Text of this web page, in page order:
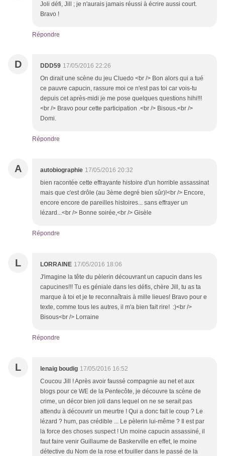
Joli défi, Jill ; je n'aurais jamais réussi à écrire aussi court.
Bravo !
Répondre
D DDD59 17/05/2016 22:26
On dirait une scène du jeu Cluedo <br /> Bon alors qui a tué
ce pauvre capucin, rassure moi ce n'est pas toi car vois-tu
depuis cet après-midi je me pose quelques questions hihi!!!
<br /> Bravo pour cette participation .<br /> Bisous.<br />
Domi.
Répondre
A autobiographie 17/05/2016 20:32
bien racontée cette effrayante histoire d'un horrible assassinat
mais que c'est drôle (au 3ème degré bien sûr)!<br /> Encore,
encore encore de pareilles histoires... sans effrayer un
lézard...<br /> Bonne soirée,<br /> Gisèle
Répondre
L LORRAINE 17/05/2016 18:06
J'imagine la tête du pèlerin découvrant un capucin dans les
capucines!!! Tu es géniale dans les défis, chère Jill, tu as ta
marque à toi et je te reconnaîtrais à mille lieues! Bravo pour e
texte, comme tous les autres, il m'a bien fait rire! :)<br />
Bisous<br /> Lorraine
Répondre
L lenaig boudig 17/05/2016 16:52
Coucou Jill ! Après avoir faussé compagnie au net et aux
blogs pour ce WE de la Pentecôte, je découvre ta scène de
crime, un décor bien joli dans lequel on ne se serait pas
attendu à découvrir un meurtre ! Qui a donc fait le coup ? Le
lézard ? hum, pas crédible ... Le pèlerin lui-même ? Il est par
la force des choses suspect ! Un moine capucin assassiné, il
faut faire venir Guillaume de Baskerville en effet, le moine
détective du Nom de la rose et fouiller dans le passé de la